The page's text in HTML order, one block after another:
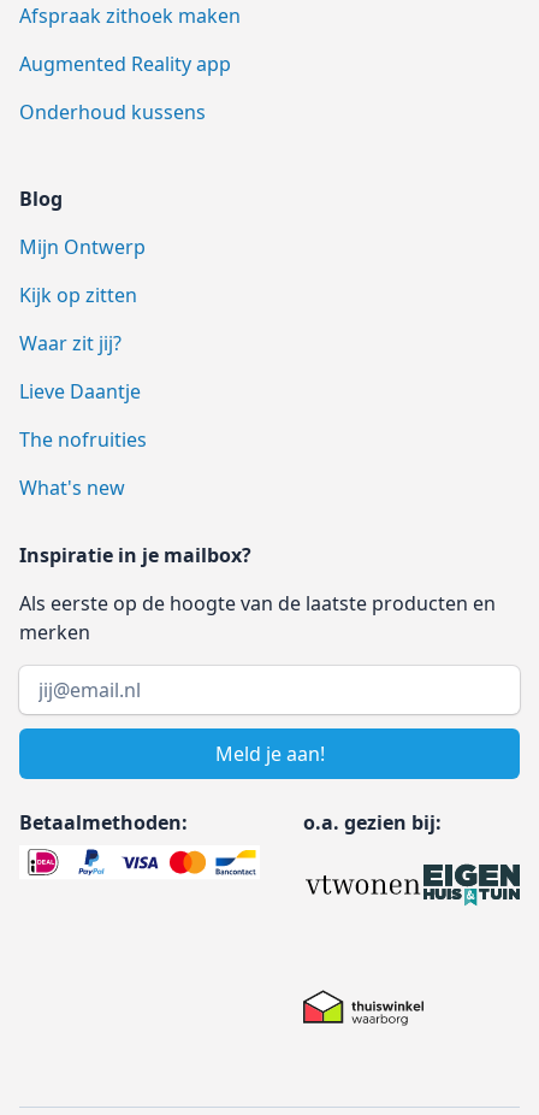
Afspraak zithoek maken
Augmented Reality app
Onderhoud kussens
Blog
Mijn Ontwerp
Kijk op zitten
Waar zit jij?
Lieve Daantje
The nofruities
What's new
Inspiratie in je mailbox?
Als eerste op de hoogte van de laatste producten en
merken
Email address
Meld je aan!
Betaalmethoden: o.a. gezien bij: